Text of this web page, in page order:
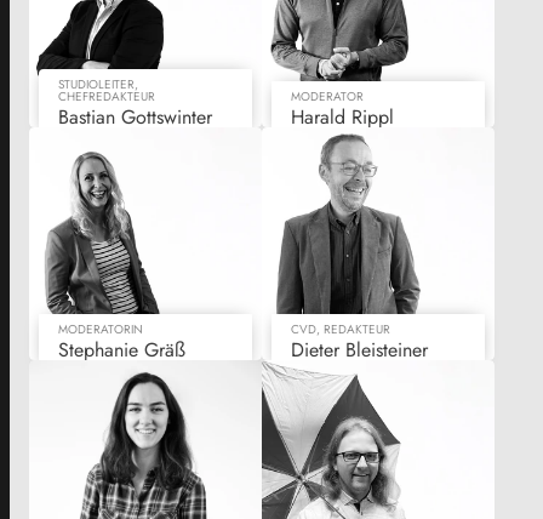
STUDIOLEITER,
CHEFREDAKTEUR
Bastian Gottswinter
MODERATOR
Harald Rippl
MODERATORIN
Stephanie Gräß
CVD, REDAKTEUR
Dieter Bleisteiner